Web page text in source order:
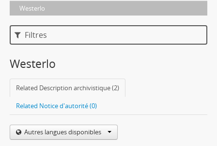
Westerlo
Filtres
Westerlo
Related Description archivistique (2)
Related Notice d'autorité (0)
Autres langues disponibles